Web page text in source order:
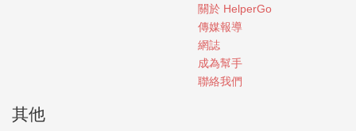
關於 HelperGo
傳媒報導
網誌
成為幫手
聯絡我們
其他